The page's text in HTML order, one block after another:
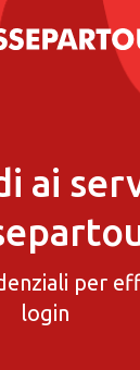
ai
per
login